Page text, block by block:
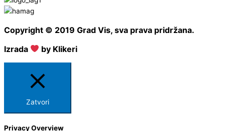
Copyright © 2019 Grad Vis, sva prava pridržana.
Izrada
by Klikeri
Zatvori
Privacy Overview